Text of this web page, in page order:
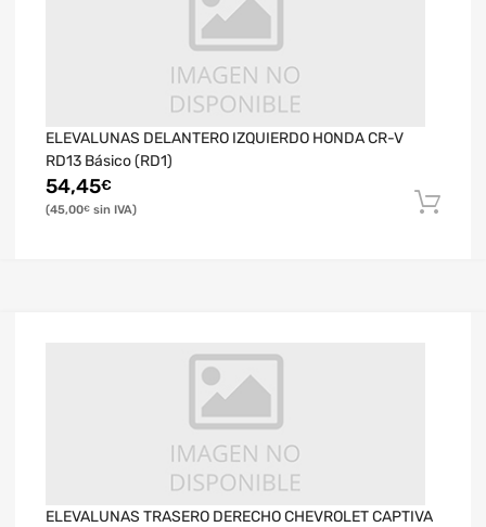
ELEVALUNAS DELANTERO IZQUIERDO HONDA CR-V
RD13 Básico (RD1)
54,45€
45,00€
ELEVALUNAS TRASERO DERECHO CHEVROLET CAPTIVA